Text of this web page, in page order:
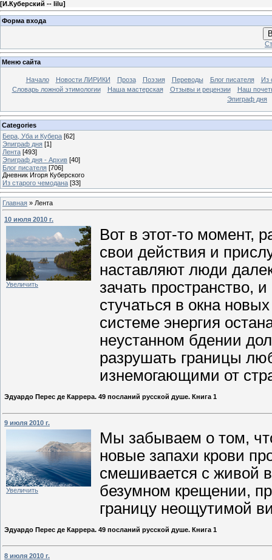
[И.Куберский -- lilu]
Форма входа
Меню сайта
Начало Новости ЛИРИКИ Проза Поэзия Переводы Блог писателя
Из
Словарь ложной этимологии
Наша мастерская Отзывы и рецензии
Наш
Эпиграф дня
Categories
Бера, Уба и Кубера [62]
Эпиграф дня [1]
Лента [493]
Эпиграф дня - Архив [40]
Блог писателя [706]
Дневник Игоря Куберского
Из старого чемодана [33]
Главная » Лента
10 июля 2010 г.
Увеличить
Вот в этот-то момент,
свои действия и
наставляют люди
зачать пространство,
стучаться в окна
системе энергия
неустанном бдении
разрушать границы
изнемогающими от
Эдуардо Перес де Каррера. 49 посланий русской душе. Книга 1
9 июля 2010 г.
Увеличить
Мы забываем о том,
новые запахи крови
смешивается с живой
безумном крещении,
границу неощутимой
Эдуардо Перес де Каррера. 49 посланий русской душе. Книга 1
8 июля 2010 г.